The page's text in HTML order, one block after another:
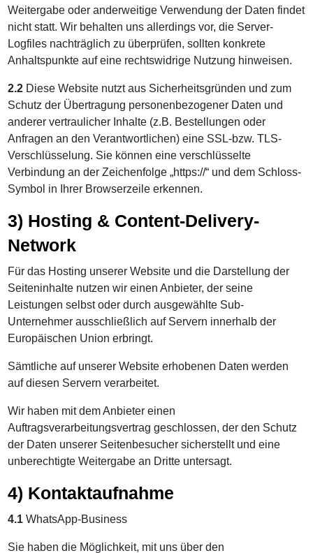
Weitergabe oder anderweitige Verwendung der Daten findet
nicht statt. Wir behalten uns allerdings vor, die Server-
Logfiles nachträglich zu überprüfen, sollten konkrete
Anhaltspunkte auf eine rechtswidrige Nutzung hinweisen.
2.2Diese Website nutzt aus Sicherheitsgründen und zum
Schutz der Übertragung personenbezogener Daten und
anderer vertraulicher Inhalte (z.B. Bestellungen oder
Anfragen an den Verantwortlichen) eine SSL-bzw. TLS-
Verschlüsselung. Sie können eine verschlüsselte
Verbindung an der Zeichenfolge „https://“ und dem Schloss-
Symbol in Ihrer Browserzeile erkennen.
3) Hosting & Content-Delivery-
Network
Für das Hosting unserer Website und die Darstellung der
Seiteninhalte nutzen wir einen Anbieter, der seine
Leistungen selbst oder durch ausgewählte Sub-
Unternehmer ausschließlich auf Servern innerhalb der
Europäischen Union erbringt.
Sämtliche auf unserer Website erhobenen Daten werden
auf diesen Servern verarbeitet.
Wir haben mit dem Anbieter einen
Auftragsverarbeitungsvertrag geschlossen, der den Schutz
der Daten unserer Seitenbesucher sicherstellt und eine
unberechtigte Weitergabe an Dritte untersagt.
4) Kontaktaufnahme
4.1WhatsApp-Business
Sie haben die Möglichkeit, mit uns über den